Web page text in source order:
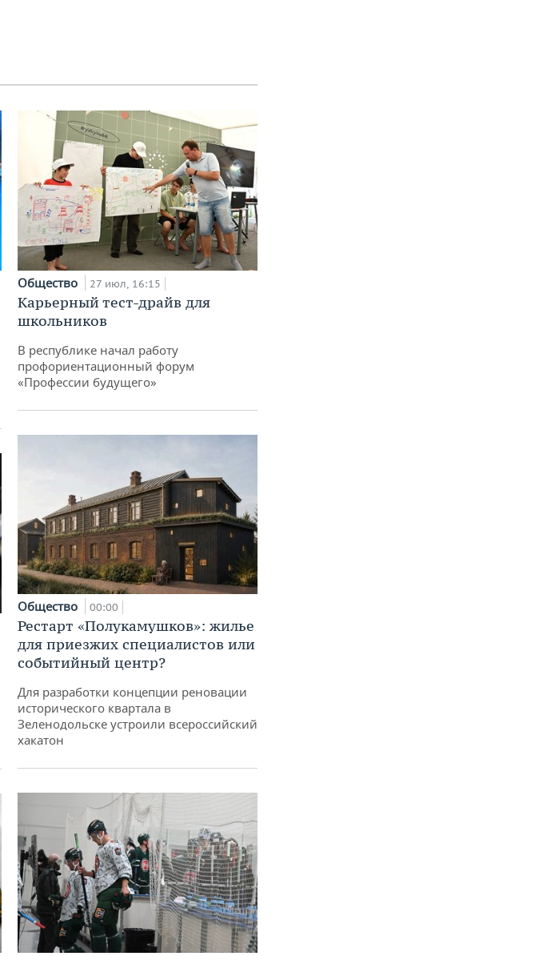
Общество 27 июл, 16:15
Карьерный тест-драйв для
школьников
В республике начал работу
профориентационный форум
«Профессии будущего»
Общество 00:00
Рестарт «Полукамушков»: жилье
для приезжих специалистов или
событийный центр?
Для разработки концепции реновации
исторического квартала в
Зеленодольске устроили всероссийский
хакатон